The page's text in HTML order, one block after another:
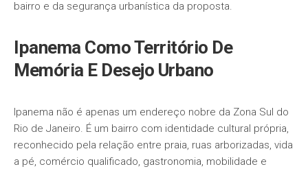
bairro e da segurança urbanística da proposta.
Ipanema Como Território De
Memória E Desejo Urbano
Ipanema não é apenas um endereço nobre da Zona Sul do
Rio de Janeiro. É um bairro com identidade cultural própria,
reconhecido pela relação entre praia, ruas arborizadas, vida
a pé, comércio qualificado, gastronomia, mobilidade e